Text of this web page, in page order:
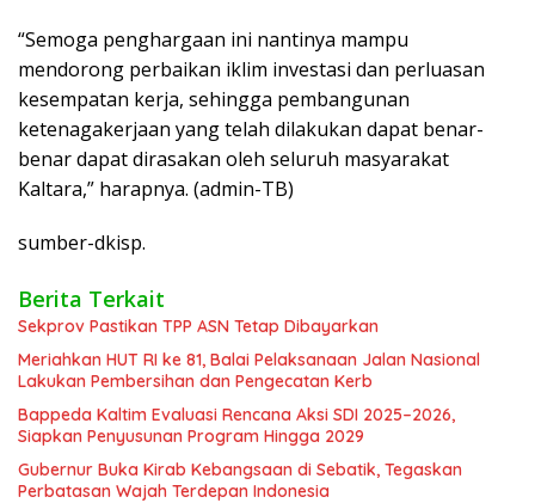
“Semoga penghargaan ini nantinya mampu
mendorong perbaikan iklim investasi dan perluasan
kesempatan kerja, sehingga pembangunan
ketenagakerjaan yang telah dilakukan dapat benar-
benar dapat dirasakan oleh seluruh masyarakat
Kaltara,” harapnya. (admin-TB)
sumber-dkisp.
Berita Terkait
Sekprov Pastikan TPP ASN Tetap Dibayarkan
Meriahkan HUT RI ke 81, Balai Pelaksanaan Jalan Nasional
Lakukan Pembersihan dan Pengecatan Kerb
Bappeda Kaltim Evaluasi Rencana Aksi SDI 2025–2026,
Siapkan Penyusunan Program Hingga 2029
Gubernur Buka Kirab Kebangsaan di Sebatik, Tegaskan
Perbatasan Wajah Terdepan Indonesia